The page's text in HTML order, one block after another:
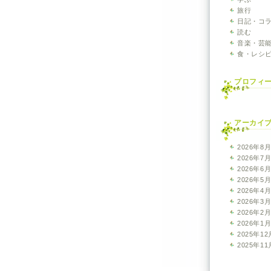
旅行
日記・コ
読む
音楽・芸能
食・レシピ
プロフィ
アーカイ
2026年8月
2026年7月
2026年6月
2026年5月
2026年4月
2026年3月
2026年2月
2026年1月
2025年12
2025年11